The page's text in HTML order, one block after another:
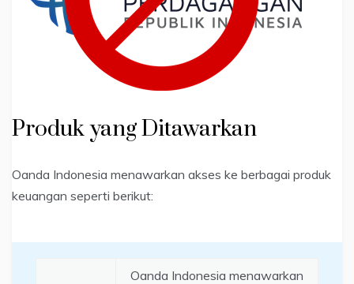
Produk yang Ditawarkan
Oanda Indonesia menawarkan akses ke berbagai produk
keuangan seperti berikut:
Oanda Indonesia menawarkan